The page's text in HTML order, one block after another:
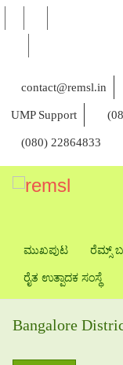
contact@remsl.in
UMP Support
(080) 22864833
ಮುಖಪುಟ ರೆಮ್ಸ್
ರೈತ ಉತ್ಪಾದಕ ಸಂಸ್ಥೆ
Bangalore